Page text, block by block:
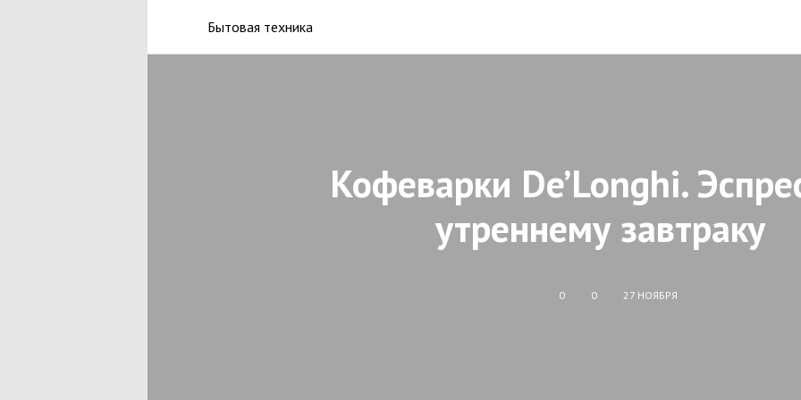
Бытовая техника
Кофеварки De’Longhi.
утреннему завтраку
0 0 27 НОЯБРЯ